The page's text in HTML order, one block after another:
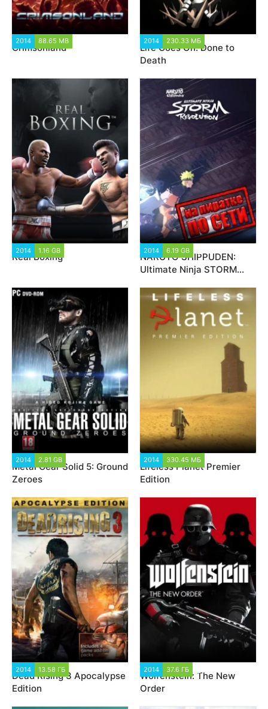
2014 88.65 MB
Crimsonland
2014 230.33 МБ
Life Goes On: Done to
Death
2014 1.16 GB
Real Boxing
2014 6.19 GB
NARUTO SHIPPUDEN:
Ultimate Ninja STORM
2014 2.81 GB
Metal Gear Solid 5: Ground
Zeroes
2014 330.45 МБ
Lifeless Planet Premier
Edition
2014 13.58 ГБ
Dead Rising 3 Apocalypse
Edition
2014 37.6 ГБ
Wolfenstein: The New
Order